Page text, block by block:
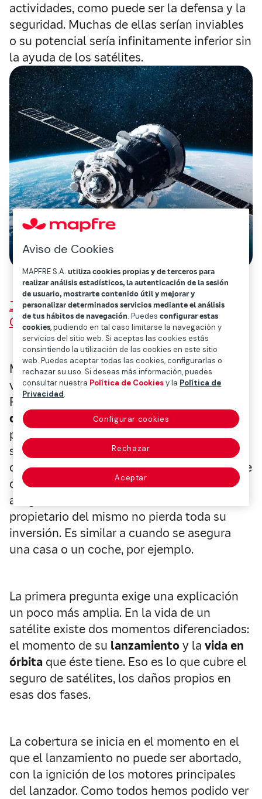
actividades, como puede ser la defensa y la
seguridad. Muchas de ellas serían inviables
o su potencial sería infinitamente inferior sin
la ayuda de los satélites.
Jefa de Aviación y Espacio en Mapfre
GLOBAL RISKS
Muchos de los satélites que están dando
vueltas por el espacio están asegurados.
Pero ¿cómo se asegura un satélite? O ¿
qué es importante asegurarlo
? La segunda
pregunta tiene una respuesta bastante
sencilla. Asegurar un satélite significa
comprar una protección para en caso de que
ocurra un percance (que en el negocio
asegurador se denomina siniestro) el
propietario del mismo no pierda toda su
inversión. Es similar a cuando se asegura
una casa o un coche, por ejemplo.
La primera pregunta exige una explicación
un poco más amplia. En la vida de un
satélite existe dos momentos diferenciados:
el momento de su lanzamientoy la vida en
órbita que éste tiene. Eso es lo que cubre el
seguro de satélites, los daños propios en
esas dos fases.
La cobertura se inicia en el momento en el
que el lanzamiento no puede ser abortado,
con la ignición de los motores principales
del lanzador. Como todos hemos podido ver
Aviso de Cookies
MAPFRE S.A.utiliza cookies propias y de terceros para
realizar análisis estadísticos, la autenticación de la sesión
de usuario, mostrarte contenido útil y mejorar y
personalizar determinados servicios mediante el análisis
de tus hábitos de navegación. Puedesconfigurar estas
cookies, pudiendo en tal caso limitarse la navegación y
servicios del sitio web. Si aceptas las cookies estás
consintiendo la utilización de las cookies en este sitio
web. Puedes aceptar todas las cookies, configurarlas o
rechazar su uso. Si deseas más información, puedes
consultar nuestra Política de Cookiesy la Política de
Privacidad.
Configurar cookies
Rechazar
Aceptar